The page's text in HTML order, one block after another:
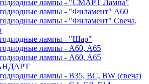
лампы - "СМАРТ Лампа"
лампы - "Филамент" A60
лампы - "Филамент" Свеча,
лампы - "Шар"
лампы - A60, A65
лампы - A60, A65
лампы - B35, BC, BW (свеча)